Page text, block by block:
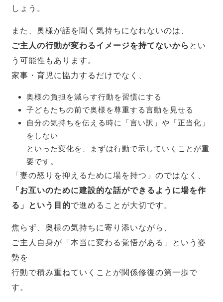
しょう。
また、奥様が話を聞く気持ちになれないのは、
ご主人の行動が変わるイメージを持てないから とい
う可能性もあります。
家事・育児に協力するだけでなく、
奥様の負担を減らす行動を習慣にする
子どもたちの前で奥様を尊重する言動を見せる
自分の気持ちを伝える時に「言い訳」や「正当化」
をしない
といった変化を、まずは行動で示していくことが重
要です。
「妻の怒りを抑えるために場を持つ」のではなく、
「お互いのために建設的な話ができるように場を作
る」という目的で進めることが大切です。
焦らず、奥様の気持ちに寄り添いながら、
ご主人自身が「本当に変わる覚悟がある」という姿
勢を
行動で積み重ねていくことが関係修復の第一歩で
す。